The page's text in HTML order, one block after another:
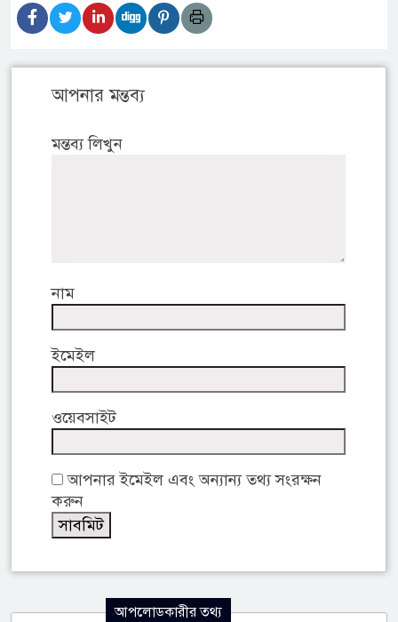
আপনার মন্তব্য
মন্তব্য লিখুন
নাম
ইমেইল
ওয়েবসাইট
আপনার ইমেইল এবং অন্যান্য তথ্য সংরক্ষন
করুন
আপলোডকারীর তথ্য